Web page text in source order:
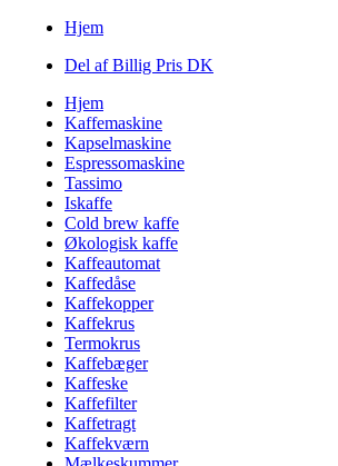
Hjem
Del af Billig Pris DK
Hjem
Kaffemaskine
Kapselmaskine
Espressomaskine
Tassimo
Iskaffe
Cold brew kaffe
Økologisk kaffe
Kaffeautomat
Kaffedåse
Kaffekopper
Kaffekrus
Termokrus
Kaffebæger
Kaffeske
Kaffefilter
Kaffetragt
Kaffekværn